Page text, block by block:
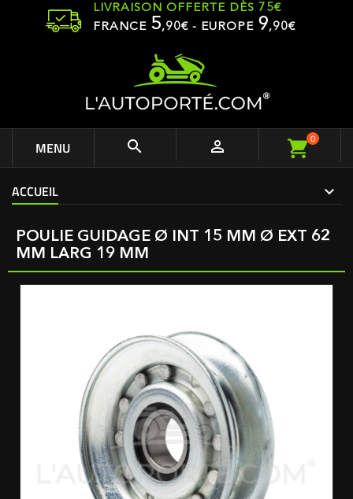
LIVRAISON OFFERTE DÈS 75€
FRANCE 5,90€ - EUROPE 9,90€
MENU   0
ACCUEIL
POULIE GUIDAGE Ø INT 15 MM Ø EXT 62
MM LARG 19 MM